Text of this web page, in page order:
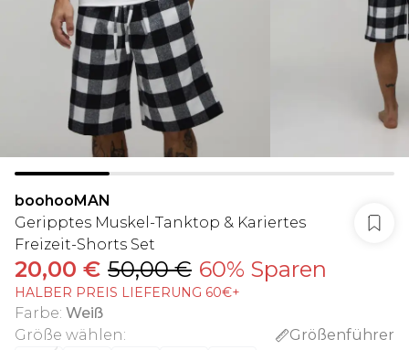
boohooMAN
Geripptes Muskel-Tanktop & Kariertes
Freizeit-Shorts Set
20,00 € 50,00 € 60% Sparen
HALBER PREIS LIEFERUNG 60€+
Farbe: Weiß
Größe wählen:
Größenführer